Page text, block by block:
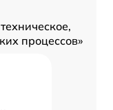
процессов»